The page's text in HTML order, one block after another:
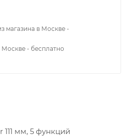
магазина в Москве -
Москве - бесплатно
мм, 5 функций